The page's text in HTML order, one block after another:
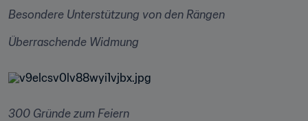
Besondere Unterstützung von den Rängen
Überraschende Widmung
300 Gründe zum Feiern